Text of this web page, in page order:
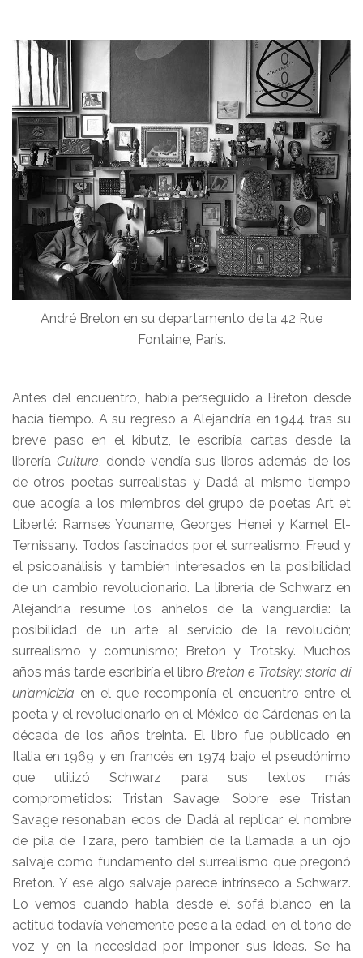
André Breton en su departamento de la 42 Rue
Fontaine, París.
Antes del encuentro, había perseguido a Breton desde
hacía tiempo. A su regreso a Alejandría en 1944 tras su
breve paso en el kibutz, le escribía cartas desde la
librería Culture, donde vendía sus libros además de los
de otros poetas surrealistas y Dadá al mismo tiempo
que acogía a los miembros del grupo de poetas Art et
Liberté: Ramses Youname, Georges Henei y Kamel El-
Temissany. Todos fascinados por el surrealismo, Freud y
el psicoanálisis y también interesados en la posibilidad
de un cambio revolucionario. La librería de Schwarz en
Alejandría resume los anhelos de la vanguardia: la
posibilidad de un arte al servicio de la revolución;
surrealismo y comunismo; Breton y Trotsky. Muchos
años más tarde escribiría el libro Breton e Trotsky: storia di
un’amicizia en el que recomponía el encuentro entre el
poeta y el revolucionario en el México de Cárdenas en la
década de los años treinta. El libro fue publicado en
Italia en 1969 y en francés en 1974 bajo el pseudónimo
que utilizó Schwarz para sus textos más
comprometidos: Tristan Savage. Sobre ese Tristan
Savage resonaban ecos de Dadá al replicar el nombre
de pila de Tzara, pero también de la llamada a un ojo
salvaje como fundamento del surrealismo que pregonó
Breton. Y ese algo salvaje parece intrínseco a Schwarz.
Lo vemos cuando habla desde el sofá blanco en la
actitud todavía vehemente pese a la edad, en el tono de
voz y en la necesidad por imponer sus ideas. Se ha